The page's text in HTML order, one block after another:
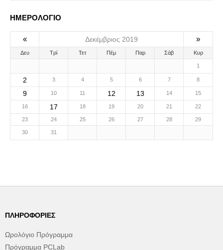
ΗΜΕΡΟΛΟΓΙΟ
« Δεκέμβριος 2019 »
Δευ Τρί Τετ Πέμ Παρ Σάβ Κυρ
1
2 3 4 5 6 7 8
9 10 11 12 13 14 15
16 17 18 19 20 21 22
23 24 25 26 27 28 29
30 31
ΠΛΗΡΟΦΟΡΊΕΣ
Ωρολόγιο Πρόγραμμα
Πρόγραμμα PCLab